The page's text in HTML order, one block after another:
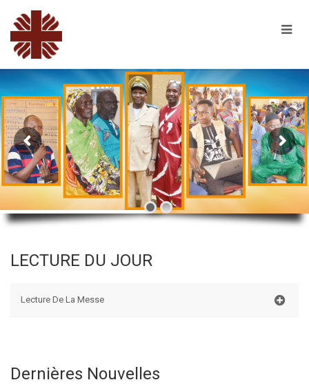
LECTURE DU JOUR
Lecture De La Messe
18° Semaine Du
Dernières Nouvelles